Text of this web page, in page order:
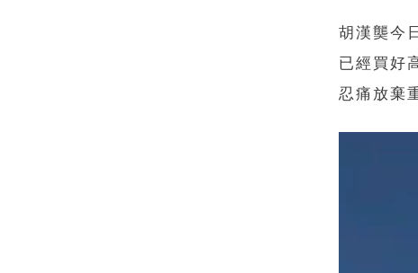
胡漢龑今
已經買好
忍痛放棄